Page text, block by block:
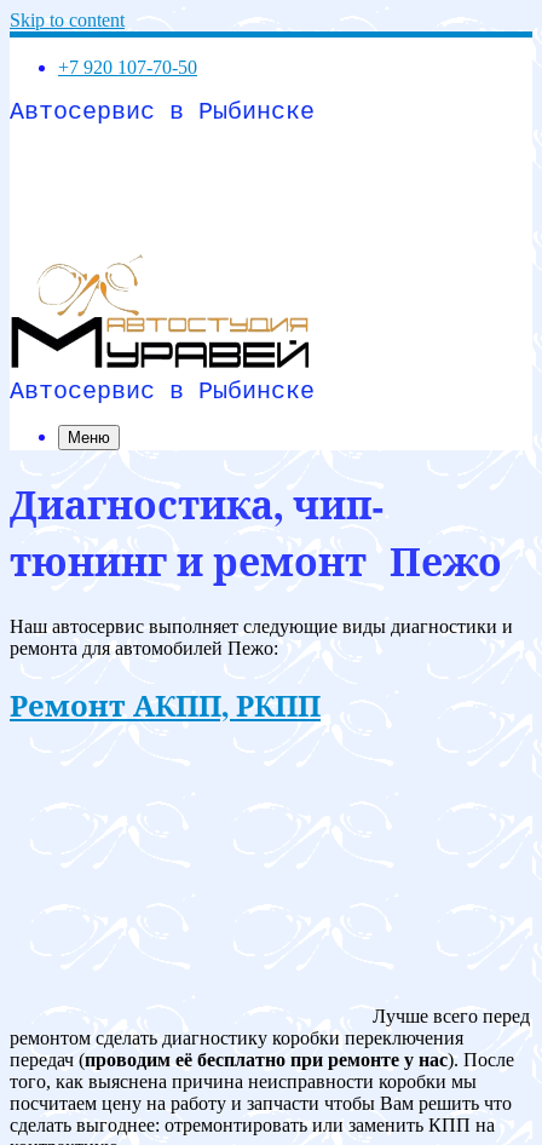
Skip to content
+7 920 107-70-50
Автосервис в Рыбинске
Автосервис в Рыбинске
Меню
Диагностика, чип-
тюнинг и ремонт Пежо
Наш автосервис выполняет следующие виды диагностики и
ремонта для автомобилей Пежо:
Ремонт АКПП, РКПП
Лучше всего перед
ремонтом сделать диагностику коробки переключения
передач (проводим её бесплатно при ремонте у нас). После
того, как выяснена причина неисправности коробки мы
посчитаем цену на работу и запчасти чтобы Вам решить что
сделать выгоднее: отремонтировать или заменить КПП на